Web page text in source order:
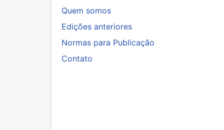
Quem somos
Edições anteriores
Normas para Publicação
Contato